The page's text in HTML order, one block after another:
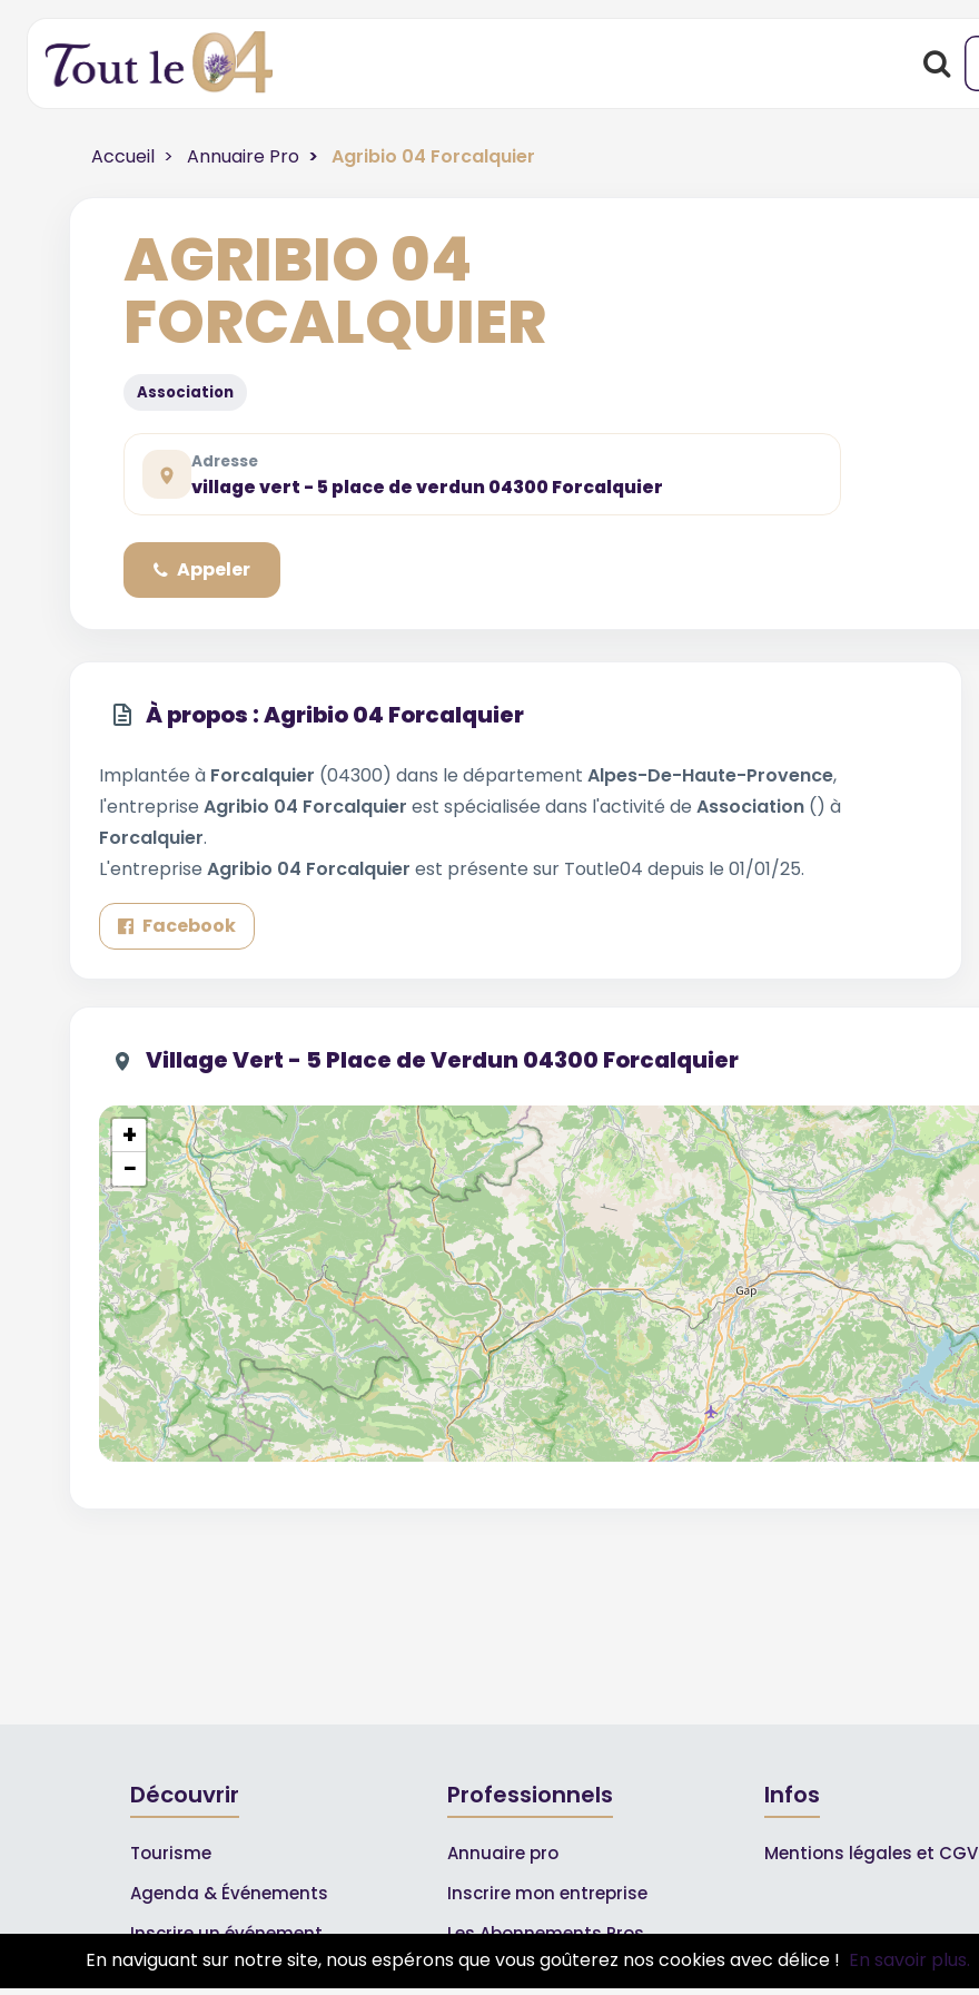
Accueil Annuaire Pro Agribio 04 Forcalquier
AGRIBIO 04
FORCALQUIER
Association
Adresse
village vert - 5 place de verdun 04300 Forcalquier
Appeler
À propos : Agribio 04 Forcalquier
Implantée à Forcalquier (04300) dans le département Alpes-De-Haute-Provence,
l'entreprise Agribio 04 Forcalquier est spécialisée dans l'activité de Association () à
Forcalquier.
L'entreprise Agribio 04 Forcalquier est présente sur Toutle04 depuis le 01/01/25.
Facebook
Village Vert - 5 Place de Verdun 04300 Forcalquier
+
−
Découvrir
Tourisme
Agenda & Événements
Inscrire un événement
Qui sommes-nous ?
Professionnels
Annuaire pro
Inscrire mon entreprise
Les Abonnements Pros
Infos
Mentions légales et CGV
En naviguant sur notre site, nous espérons que vous goûterez nos cookies avec délice ! En savoir plus.